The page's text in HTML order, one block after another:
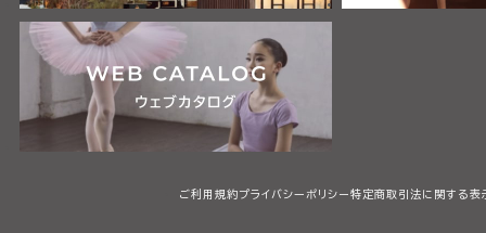
ご利用規約プライバシーポリシー特定商取引法に関する表